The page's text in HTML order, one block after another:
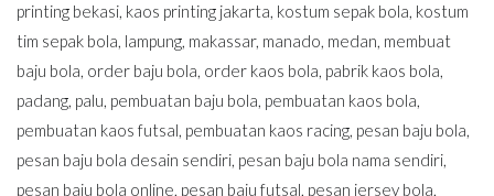
printing bekasi, kaos printing jakarta, kostum sepak bola, kostum
tim sepak bola, lampung, makassar, manado, medan, membuat
baju bola, order baju bola, order kaos bola, pabrik kaos bola,
padang, palu, pembuatan baju bola, pembuatan kaos bola,
pembuatan kaos futsal, pembuatan kaos racing, pesan baju bola,
pesan baju bola desain sendiri, pesan baju bola nama sendiri,
pesan baju bola online, pesan baju futsal, pesan jersey bola,